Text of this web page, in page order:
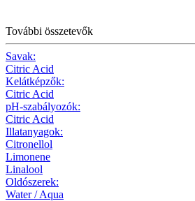
További összetevők
Savak:
Citric Acid
Kelátképzők:
Citric Acid
pH-szabályozók:
Citric Acid
Illatanyagok:
Citronellol
Limonene
Linalool
Oldószerek:
Water / Aqua